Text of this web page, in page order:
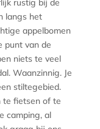
rustig bij de
langs het
appelbomen
punt van de
niets te veel
Waanzinnig. Je
stiltegebied.
te fietsen of te
camping, al